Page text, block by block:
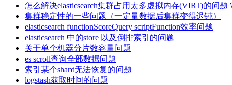
怎么解决elasticsearch集群占用太多虚拟内存(VIRT)的问
集群稳定性的一些问题（一定量数据后集群变得迟钝）
elasticsearch functionScoreQuery scriptFunction效率问题
elasticsearch 中的store 以及倒排索引的问题
关于单个机器分片数容量问题
es scroll查询全部数据问题
索引某个shard无法恢复的问题
logstash获取时间的问题